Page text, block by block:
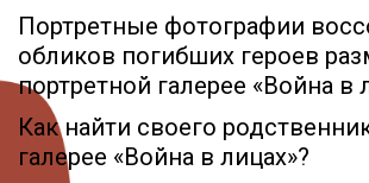
Портретные фотографии
обликов погибших героев
портретной галерее «Война в
Как найти своего
галерее «Война в лицах»?